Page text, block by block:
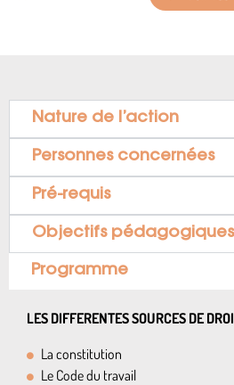
Nature de l’action
Personnes concernées
Pré-requis
Objectifs pédagogiques
Programme
LES DIFFERENTES SOURCES DE
La constitution
Le Code du travail